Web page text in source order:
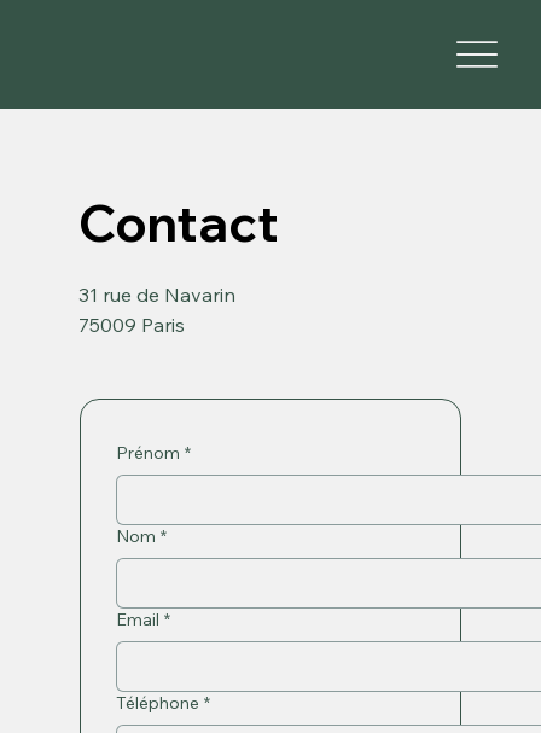
Contact
31 rue de Navarin
75009 Paris
Prénom *
Nom *
Email *
Téléphone *